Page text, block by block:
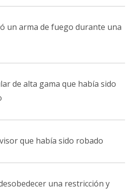
un arma de fuego durante una
de alta gama que había sido
que había sido robado
una restricción y